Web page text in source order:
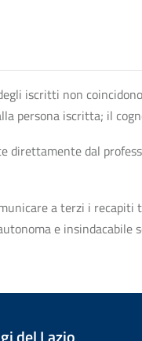
iscritti non
persona iscritta; il
direttamente dal
a terzi i
e